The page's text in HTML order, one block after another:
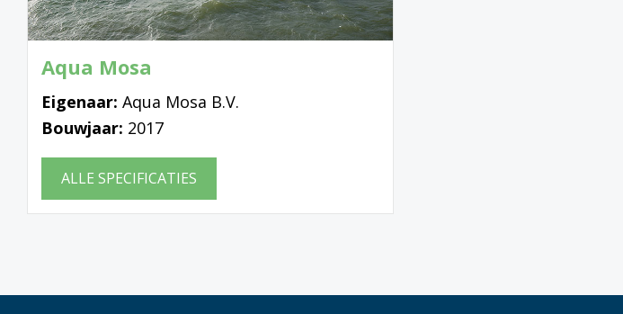
Aqua Mosa
Eigenaar: Aqua Mosa B.V.
Bouwjaar: 2017
ALLE SPECIFICATIES